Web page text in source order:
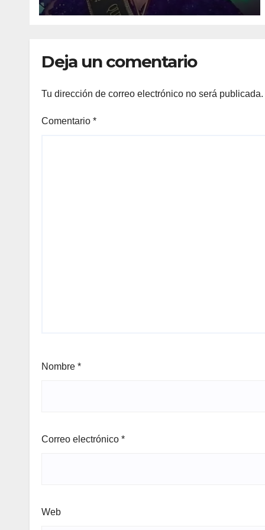
the Universe, categoría
Gold 2026,
Deja un comentario
Tu dirección de correo electrónico no será publicada.
Comentario *
Nombre *
Correo electrónico *
Web